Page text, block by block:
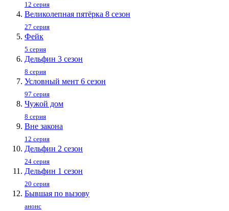
12 серия
Великолепная пятёрка 8 сезон
27 серия
Фейк
5 серия
Дельфин 3 сезон
8 серия
Условный мент 6 сезон
97 серия
Чужой дом
8 серия
Вне закона
12 серия
Дельфин 2 сезон
24 серия
Дельфин 1 сезон
20 серия
Бывшая по вызову
анонс